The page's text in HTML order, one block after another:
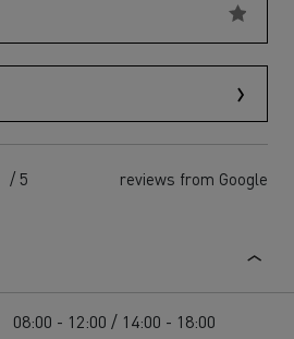
/ 5 reviews from Google
08:00 - 12:00 / 14:00 - 18:00